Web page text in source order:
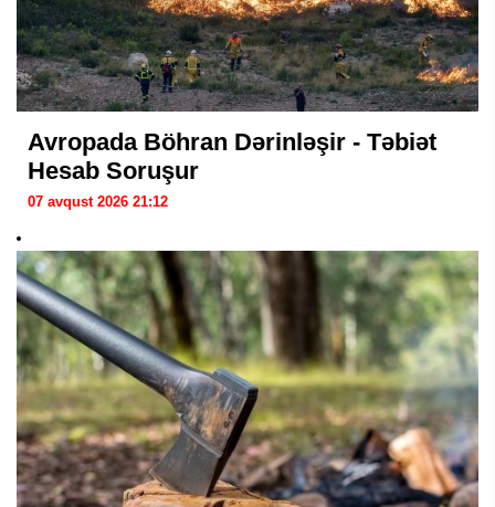
Avropada Böhran Dərinləşir - Təbiət
Hesab Soruşur
07 avqust 2026 21:12